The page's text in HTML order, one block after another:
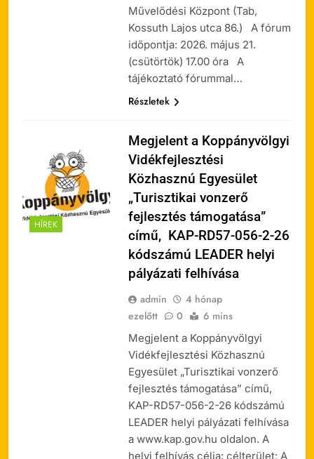
Művelődési Központ (Tab,
Kossuth Lajos utca 86.) A fórum
időpontja: 2026. május 21.
(csütörtök) 17.00 óra A
tájékoztató fórummal…
Részletek
HÍREK
Megjelent a Koppányvölgyi
Vidékfejlesztési
Közhasznú Egyesület
„Turisztikai vonzerő
fejlesztés támogatása”
című, KAP-RD57-056-2-26
kódszámú LEADER helyi
pályázati felhívása
admin
4 hónap
ezelőtt
0 6 mins
Megjelent a Koppányvölgyi
Vidékfejlesztési Közhasznú
Egyesület „Turisztikai vonzerő
fejlesztés támogatása” című,
KAP-RD57-056-2-26 kódszámú
LEADER helyi pályázati felhívása
a www.kap.gov.hu oldalon. A
helyi felhívás célja: célterület: A